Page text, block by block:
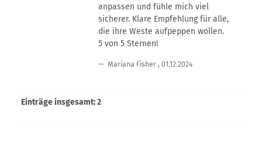
anpassen und fühle mich viel
sicherer. Klare Empfehlung für alle,
die ihre Weste aufpeppen wollen.
5 von 5 Sternen!
Mariana Fisher , 01.12.2024
Einträge insgesamt: 2